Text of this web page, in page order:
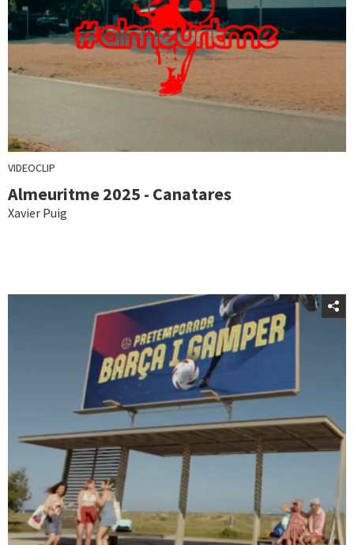
VIDEOCLIP
Almeuritme 2025 - Canatares
Xavier Puig